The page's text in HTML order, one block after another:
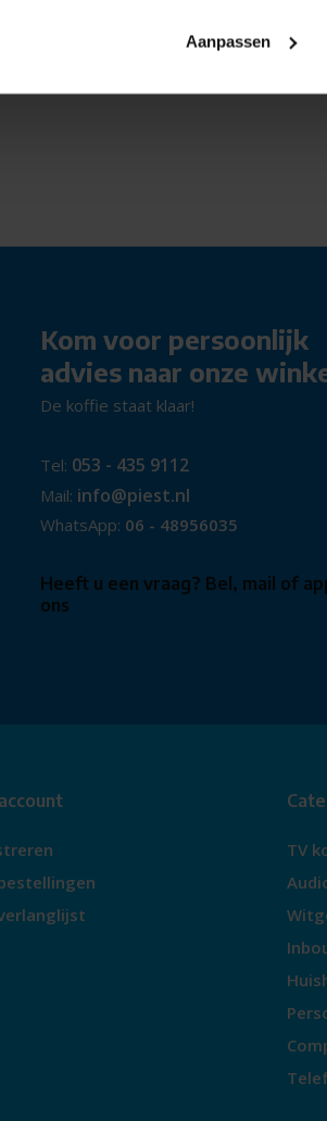
Aanpassen
luchtpomp van Bosch voor
pomp en de
resultaten bij het oppompen.
display dat bij daglicht
doeldruk vooraf instellen.
dat deze doelwaarde
gemakkelijk aflezen van het
waarde te laten zien, laat
metalen koppeling met
Kom voor persoonlijk
advies naar onze
De koffie staat klaar!
Tel: 053 - 435 9112
Mail: info@piest.nl
WhatsApp: 06 - 48956035
Heeft u een vraag? Bel, mail of
ons
TV